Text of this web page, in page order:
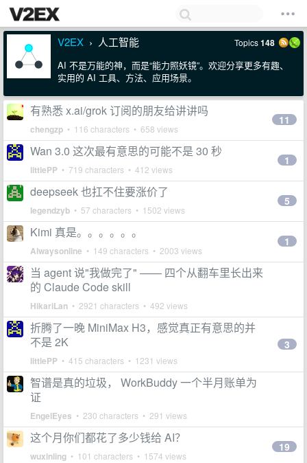
V2EX › 人工智能 Topics148
AI 不是万能的神，而是“能力照妖镜”。欢迎分享更多有趣、
实用的 AI 工具、方法、应用场景。
有熟悉 x.ai/grok 订阅的朋友给讲讲吗
chengzp • 116 characters • 658 views
11
Wan 3.0 这次最有意思的可能不是 30 秒
littlePP • 719 characters • 412 views
1
deepseek 也扛不住要涨价了
legendzyb • 57 characters • 1502 views
5
Kimi 真是。。。。。。
Alwaysonline • 149 characters • 2003 views
1
当 agent 说"我做完了" —— 四个从翻车里长出来
的 Claude Code skill
HikariLan • 2921 characters • 492 views
折腾了一晚 MiniMax H3，感觉真正有意思的并
不是 2K
littlePP • 415 characters • 1231 views
3
智谱是真的垃圾， WorkBuddy 一个半月账单为
证
EngelEyes • 230 characters • 291 views
这个月你们都花了多少钱给 AI？
wuxinling • 101 characters • 1574 views
19